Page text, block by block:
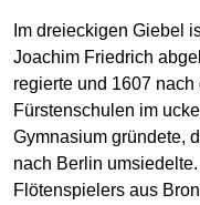
Im dreieckigen Giebel
Joachim Friedrich
regierte und 1607
Fürstenschulen im
Gymnasium gründete,
nach Berlin
Flötenspielers aus